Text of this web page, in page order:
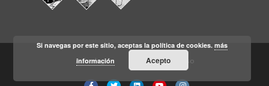
Aviso legal Condiciones de Uso
Si navegas por este sitio, aceptas la política de cookies.más
información
Acepto